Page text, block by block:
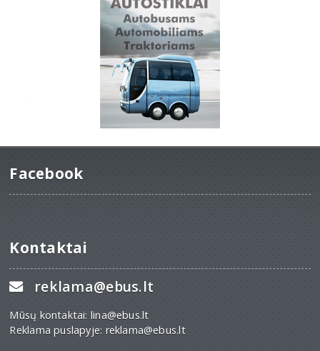
Facebook
Kontaktai
reklama@ebus.lt
Mūsų kontaktai: lina@ebus.lt
Reklama puslapyje: reklama@ebus.lt